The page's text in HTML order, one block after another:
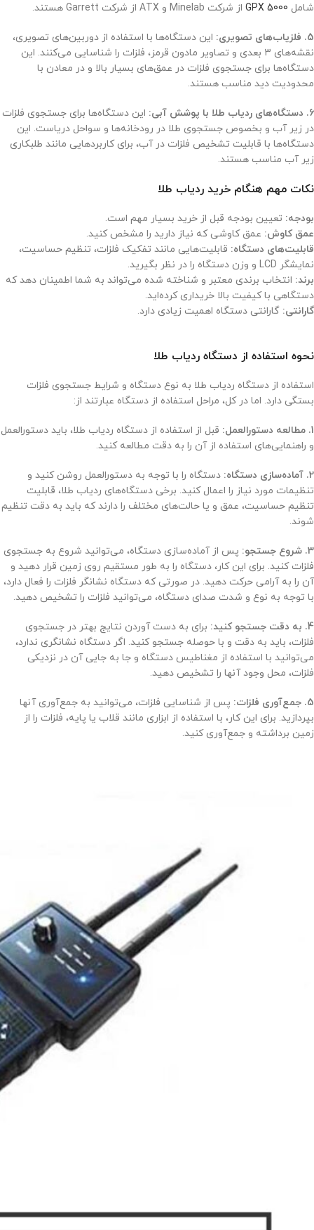
شامل
از شرکت Minelab و ATX از شرکت Garrett هستند.
5. فلزیاب‌های تصویری:
این دستگاه‌ها با استفاده از دوربین‌های تصویری،
نقشه‌های ۳ بعدی و تصاویر مادون قرمز، فلزات را شناسایی می‌کنند. این
دستگاه‌ها برای جستجوی فلزات در عمق‌های بسیار بالا و در معادن با
محدودیت دید مناسب هستند.
6. دستگاه‌های ردیاب طلا با پوشش آبی:
این دستگاه‌ها برای جستجوی فلزات
در زیر آب و بخصوص جستجوی طلا در رودخانه‌ها و سواحل دریاست. این
دستگاه‌ها با قابلیت تشخیص فلزات در آب، برای کاربردهایی مانند طلبکاری
زیر آب مناسب هستند.
نکات مهم هنگام خرید ردیاب طلا
بودجه: تعیین بودجه قبل از خرید بسیار مهم است.
عمق کاوش: عمق کاوشی که نیاز دارید را مشخص کنید.
قابلیت‌های دستگاه: قابلیت‌هایی مانند تفکیک فلزات، تنظیم حساسیت،
نمایشگر LCD و وزن دستگاه را در نظر بگیرید.
برند: انتخاب برندی معتبر و شناخته شده می‌تواند به شما اطمینان دهد که
دستگاهی با کیفیت بالا خریداری کرده‌اید.
گارانتی: گارانتی دستگاه اهمیت زیادی دارد.
نحوه استفاده از دستگاه ردیاب طلا
استفاده از دستگاه ردیاب طلا به نوع دستگاه و شرایط جستجوی فلزات
بستگی دارد. اما در کل، مراحل استفاده از دستگاه عبارتند از:
1. مطالعه دستورالعمل:
قبل از استفاده از دستگاه ردیاب طلا، باید دستورالعمل
و راهنمایی‌های استفاده از آن را به دقت مطالعه کنید.
2. آماده‌سازی دستگاه:
دستگاه را با توجه به دستورالعمل روشن کنید و
تنظیمات مورد نیاز را اعمال کنید. برخی دستگاه‌های ردیاب طلا، قابلیت
تنظیم حساسیت، عمق و یا حالت‌های مختلف را دارند که باید به دقت تنظیم
شوند.
3. شروع جستجو:
پس از آماده‌سازی دستگاه، می‌توانید شروع به جستجوی
فلزات کنید. برای این کار، دستگاه را به طور مستقیم روی زمین قرار دهید و
آن را به آرامی حرکت دهید. در صورتی که دستگاه نشانگر فلزات را فعال دارد،
با توجه به نوع و شدت صدای دستگاه، می‌توانید فلزات را تشخیص دهید.
4. به دقت جستجو کنید:
برای به دست آوردن نتایج بهتر در جستجوی
فلزات، باید به دقت و با حوصله جستجو کنید. اگر دستگاه نشانگری ندارد،
می‌توانید با استفاده از مغناطیس دستگاه و جا به جایی آن در نزدیکی
فلزات، محل وجود آنها را تشخیص دهید.
5. جمع‌آوری فلزات:
پس از شناسایی فلزات، می‌توانید به جمع‌آوری آنها
بپردازید. برای این کار، با استفاده از ابزاری مانند قلاب یا پایه، فلزات را از
زمین برداشته و جمع‌آوری کنید.